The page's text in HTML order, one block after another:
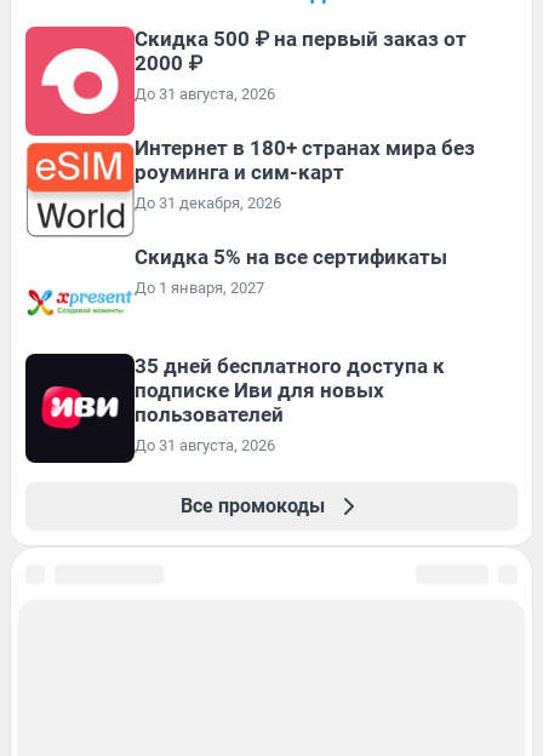
Скидка 500 ₽ на первый заказ от
2000 ₽
До 31 августа, 2026
Интернет в 180+ странах мира без
роуминга и сим-карт
До 31 декабря, 2026
Скидка 5% на все сертификаты
До 1 января, 2027
35 дней бесплатного доступа к
подписке Иви для новых
пользователей
До 31 августа, 2026
Все промокоды